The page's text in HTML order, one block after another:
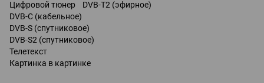
Цифровой тюнер DVB-T2 (эфирное)
DVB-C (кабельное)
DVB-S (спутниковое)
DVB-S2 (спутниковое)
Телетекст
Картинка в картинке